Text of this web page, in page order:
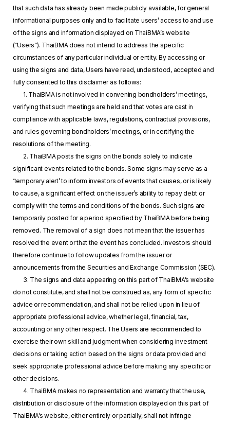
that such data has already been made publicly available, for general
informational purposes only and to facilitate users’ access to and use
of the signs and information displayed on ThaiBMA’s website
(“Users”). ThaiBMA does not intend to address the specific
circumstances of any particular individual or entity. By accessing or
using the signs and data, Users have read, understood, accepted and
fully consented to this disclaimer as follows:
1. ThaiBMA is not involved in convening bondholders’ meetings,
verifying that such meetings are held and that votes are cast in
compliance with applicable laws, regulations, contractual provisions,
and rules governing bondholders’ meetings, or in certifying the
resolutions of the meeting.
2. ThaiBMA posts the signs on the bonds solely to indicate
significant events related to the bonds. Some signs may serve as a
‘temporary alert’ to inform investors of events that causes, or is likely
to cause, a significant effect on the issuer’s ability to repay debt or
comply with the terms and conditions of the bonds. Such signs are
temporarily posted for a period specified by ThaiBMA before being
removed. The removal of a sign does not mean that the issuer has
resolved the event or that the event has concluded. Investors should
therefore continue to follow updates from the issuer or
announcements from the Securities and Exchange Commission (SEC).
3. The signs and data appearing on this part of ThaiBMA’s website
do not constitute, and shall not be construed as, any form of specific
advice or recommendation, and shall not be relied upon in lieu of
appropriate professional advice, whether legal, financial, tax,
accounting or any other respect. The Users are recommended to
exercise their own skill and judgment when considering investment
decisions or taking action based on the signs or data provided and
seek appropriate professional advice before making any specific or
other decisions.
4. ThaiBMA makes no representation and warranty that the use,
distribution or disclosure of the information displayed on this part of
ThaiBMA’s website, either entirely or partially, shall not infringe